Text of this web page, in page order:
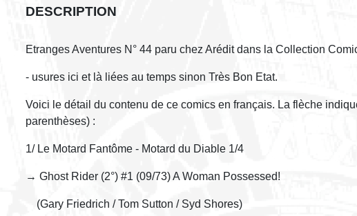
DESCRIPTION
Etranges Aventures N° 44 paru chez Arédit dans la Collection
- usures ici et là liées au temps sinon Très Bon Etat.
Voici le détail du contenu de ce comics en français. La flèche
parenthèses) :
1/ Le Motard Fantôme - Motard du Diable 1/4
→ Ghost Rider (2°) #1 (09/73) A Woman Possessed!
(Gary Friedrich / Tom Sutton / Syd Shores)